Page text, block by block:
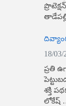
18/03/
ప్రతి
శక్తి
లోకేష్